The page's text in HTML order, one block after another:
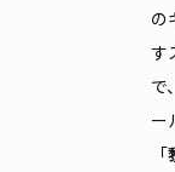
の
す
で
ー
「